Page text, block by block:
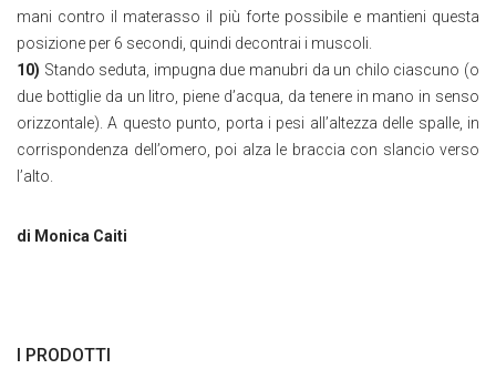
mani contro il materasso il più forte possibile e mantieni questa
posizione per 6 secondi, quindi decontrai i muscoli.
10) Stando seduta, impugna due manubri da un chilo ciascuno (o
due bottiglie da un litro, piene d’acqua, da tenere in mano in senso
orizzontale). A questo punto, porta i pesi all’altezza delle spalle, in
corrispondenza dell’omero, poi alza le braccia con slancio verso
l’alto.
di Monica Caiti
I PRODOTTI